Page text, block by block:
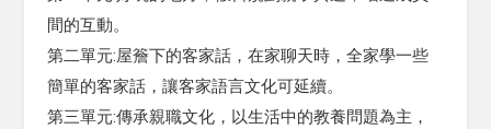
間的互動。
第二單元:屋簷下的客家話，在家聊天時，全家學一些
簡單的客家話，讓客家語言文化可延續。
第三單元:傳承親職文化，以生活中的教養問題為主，